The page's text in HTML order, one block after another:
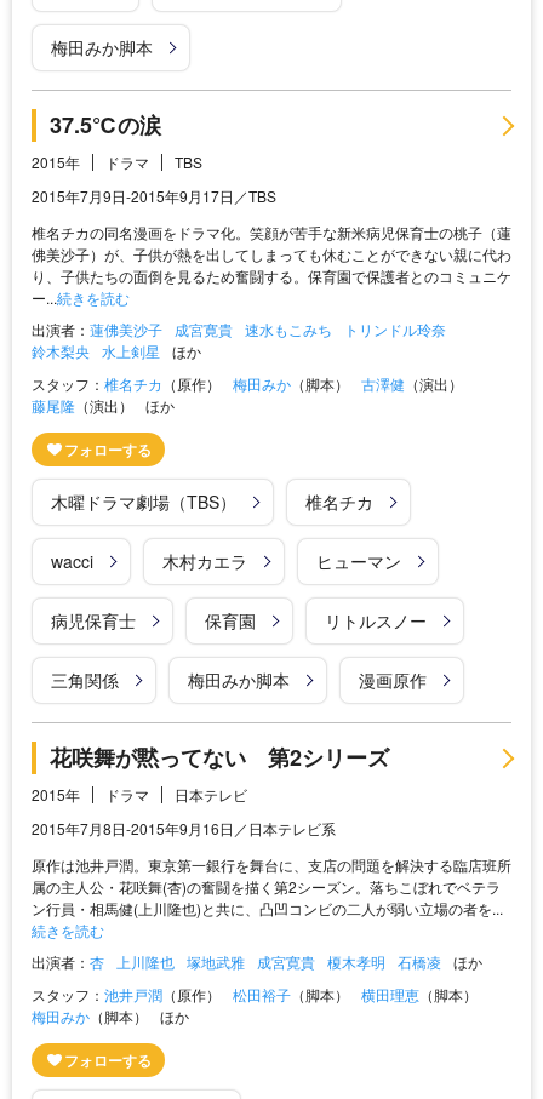
梅田みか脚本
37.5℃の涙
2015年 ドラマ
TBS
2015年7月9日-2015年9月17日／TBS
椎名チカの同名漫画をドラマ化。笑顔が苦手な新米病児保育士の桃子（蓮
佛美沙子）が、子供が熱を出してしまっても休むことができない親に代わ
り、子供たちの面倒を見るため奮闘する。保育園で保護者とのコミュニケ
ー...続きを読む
出演者： 蓮佛美沙子 成宮寛貴 速水もこみち
トリンドル玲奈
鈴木梨央 水上剣星
ほか
スタッフ： 椎名チカ （原作） 梅田みか （脚本） 古澤健 （演出）
藤尾隆 （演出） ほか
木曜ドラマ劇場（TBS） 椎名チカ
wacci 木村カエラ ヒューマン
病児保育士 保育園 リトルスノー
三角関係 梅田みか脚本 漫画原作
花咲舞が黙ってない 第2シリーズ
2015年 ドラマ
日本テレビ
2015年7月8日-2015年9月16日／日本テレビ系
原作は池井戸潤。東京第一銀行を舞台に、支店の問題を解決する臨店班所
属の主人公・花咲舞(杏)の奮闘を描く第2シーズン。落ちこぼれでベテラ
ン行員・相馬健(上川隆也)と共に、凸凹コンビの二人が弱い立場の者を...
続きを読む
出演者： 杏 上川隆也 塚地武雅 成宮寛貴 榎木孝明 石橋凌
ほか
スタッフ： 池井戸潤 （原作） 松田裕子 （脚本） 横田理恵 （脚本）
梅田みか （脚本） ほか